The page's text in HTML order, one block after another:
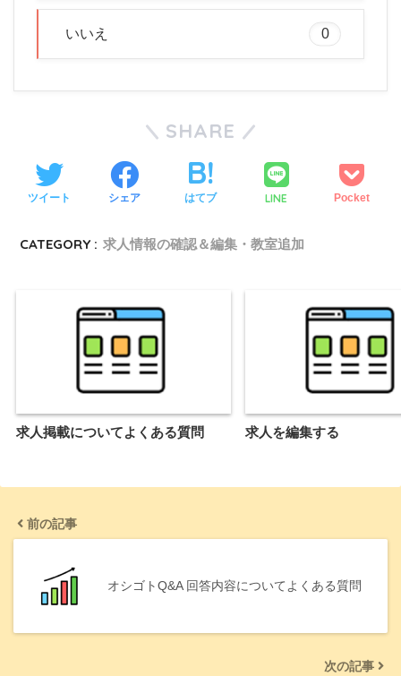
いいえ 0
SHARE
ツイート シェア はてブ LINE Pocket
CATEGORY : 求人情報の確認＆編集・教室追加
求人掲載についてよくある質問 求人を編集する
前の記事
オシゴトQ&A 回答内容についてよくある質問
次の記事